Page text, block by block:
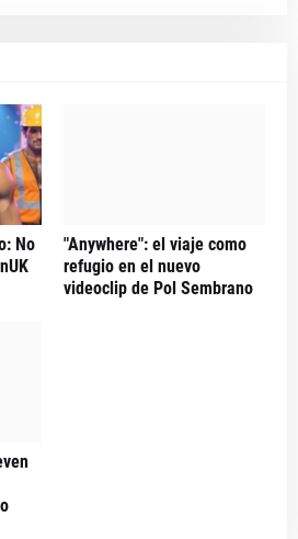
No
"Anywhere": el viaje como
refugio en el nuevo
videoclip de Pol Sembrano